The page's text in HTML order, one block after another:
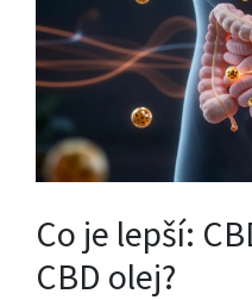
Co je lepší:
CBD olej?